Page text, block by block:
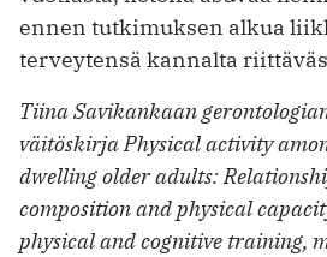
ennen tutkimuksen alkua
terveytensä kannalta
Tiina Savikankaan
väitöskirja Physical activity
dwelling older adults:
composition and physical
physical and cognitive training,